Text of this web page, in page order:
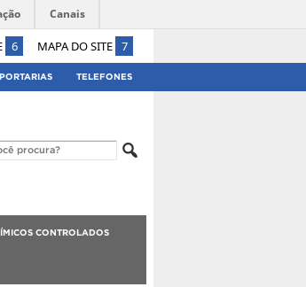
6 MAPA DO SITE 7
Canais
PORTARIAS TELEFONES
CONTROLADOS